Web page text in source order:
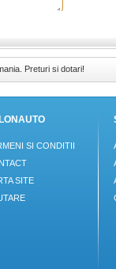
Preturi si dotari!
SI CONDITII
SITE